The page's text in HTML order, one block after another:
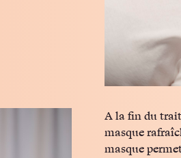
A la fin du
masque
masque